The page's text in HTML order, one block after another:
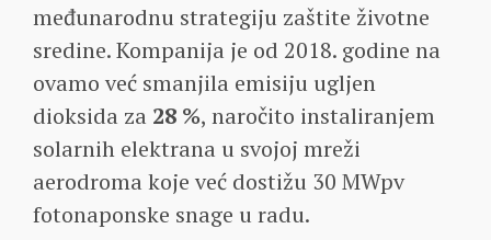
međunarodnu strategiju zaštite životne
sredine. Kompanija je od 2018. godine na
ovamo već smanjila emisiju ugljen
dioksida za 28 %, naročito instaliranjem
solarnih elektrana u svojoj mreži
aerodroma koje već dostižu 30 MWpv
fotonaponske snage u radu.